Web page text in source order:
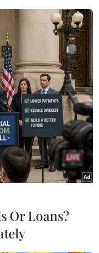
thống Joe Biden
Quốc
Or Loans?